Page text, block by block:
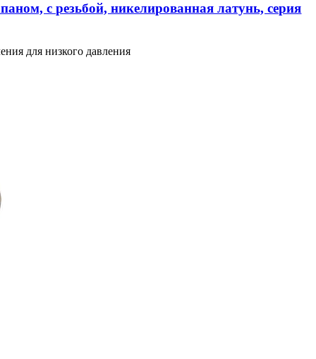
с резьбой, никелированная латунь, серия
для низкого давления